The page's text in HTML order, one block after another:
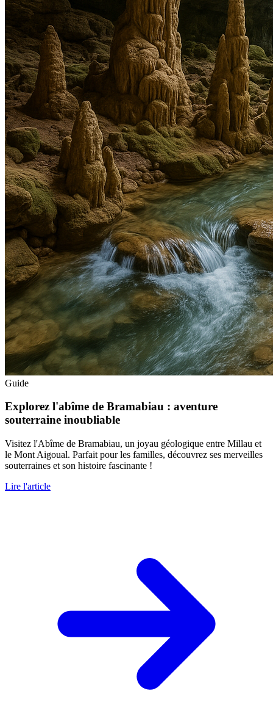
Guide
Explorez l'abîme de Bramabiau : aventure
souterraine inoubliable
Visitez l'Abîme de Bramabiau, un joyau géologique entre Millau et
le Mont Aigoual. Parfait pour les familles, découvrez ses merveilles
souterraines et son histoire fascinante !
Lire l'article